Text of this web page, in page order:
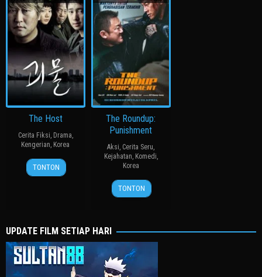
The Host
Cerita Fiksi, Drama,
Kengerian, Korea
27
Jul
봉
준
TONTON
The Roundup:
Punishment
Aksi, Cerita Seru,
Kejahatan, Komedi,
Korea
24
Apr
허
명
TONTON
UPDATE FILM SETIAP HARI